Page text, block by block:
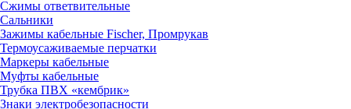
Сжимы ответвительные
Сальники
Зажимы кабельные Fischer, Промрукав
Термоусаживаемые перчатки
Маркеры кабельные
Муфты кабельные
Трубка ПВХ «кембрик»
Знаки электробезопасности